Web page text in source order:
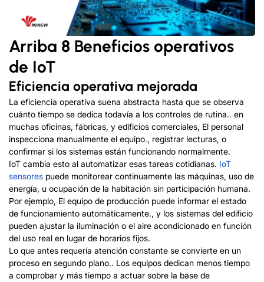
Arriba 8 Beneficios operativos
de IoT
Eficiencia operativa mejorada
La eficiencia operativa suena abstracta hasta que se observa
cuánto tiempo se dedica todavía a los controles de rutina.. en
muchas oficinas, fábricas, y edificios comerciales, El personal
inspecciona manualmente el equipo., registrar lecturas, o
confirmar si los sistemas están funcionando normalmente.
IoT cambia esto al automatizar esas tareas cotidianas. IoT
sensores puede monitorear continuamente las máquinas, uso de
energía, u ocupación de la habitación sin participación humana.
Por ejemplo, El equipo de producción puede informar el estado
de funcionamiento automáticamente., y los sistemas del edificio
pueden ajustar la iluminación o el aire acondicionado en función
del uso real en lugar de horarios fijos.
Lo que antes requería atención constante se convierte en un
proceso en segundo plano.. Los equipos dedican menos tiempo
a comprobar y más tiempo a actuar sobre la base de